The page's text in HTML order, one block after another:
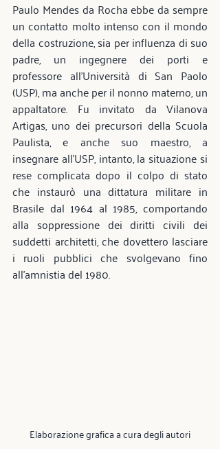
Paulo Mendes da Rocha ebbe da sempre
un contatto molto intenso con il mondo
della costruzione, sia per influenza di suo
padre, un ingegnere dei porti e
professore all’Università di San Paolo
(USP), ma anche per il nonno materno, un
appaltatore. Fu invitato da Vilanova
Artigas, uno dei precursori della Scuola
Paulista, e anche suo maestro, a
insegnare all’USP, intanto, la situazione si
rese complicata dopo il colpo di stato
che instaurò una dittatura militare in
Brasile dal 1964 al 1985, comportando
alla soppressione dei diritti civili dei
suddetti architetti, che dovettero lasciare
i ruoli pubblici che svolgevano fino
all’amnistia del 1980.
Elaborazione grafica a cura degli autori